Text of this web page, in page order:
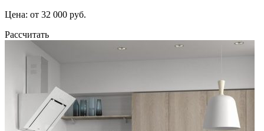
Цена: от 32 000 руб.
Рассчитать